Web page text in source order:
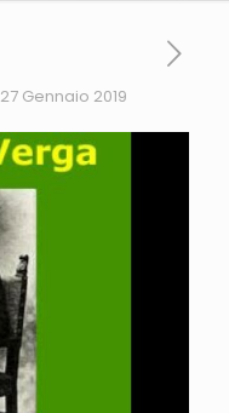
27 Gennaio 2019